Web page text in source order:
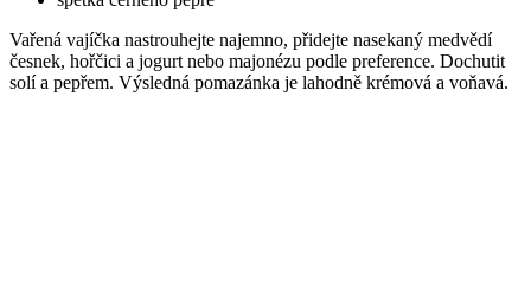
Vařená vajíčka nastrouhejte najemno, přidejte nasekaný medvědí
česnek, hořčici a jogurt nebo majonézu podle preference. Dochutit
solí a pepřem. Výsledná pomazánka je lahodně krémová a voňavá.